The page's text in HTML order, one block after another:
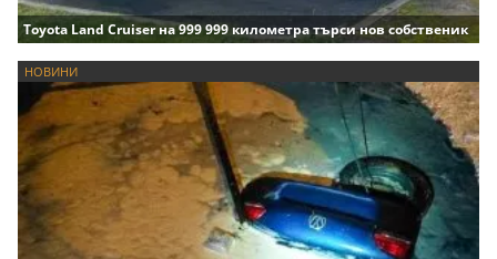
Toyota Land Cruiser на 999 999 километра търси нов собственик
НОВИНИ